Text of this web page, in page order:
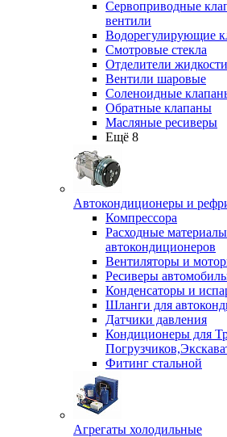
Сервоприводные
вентили
Водорегулирующие
Смотровые стекла
Отделители жидкости
Вентили шаровые
Соленоидные
Обратные клапаны
Масляные ресиверы
Ещё 8
Автокондиционеры и
Компрессора
Расходные
автокондиционеров
Вентиляторы и
Ресиверы
Конденсаторы и
Шланги для
Датчики давления
Кондиционеры для
Фитинг стальной
Агрегаты холодильные